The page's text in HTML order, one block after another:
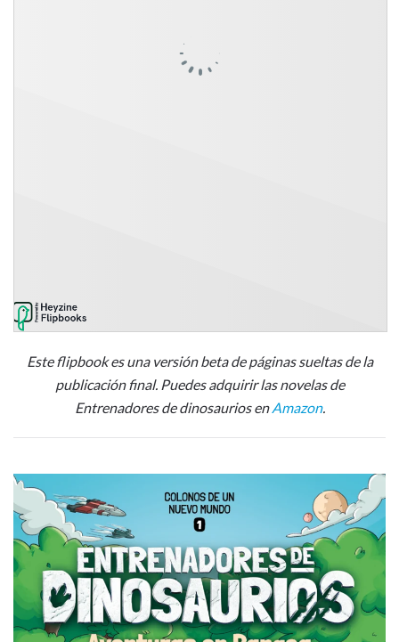
Este flipbook es una versión beta de páginas sueltas de la
publicación final. Puedes adquirir las novelas de
Entrenadores de dinosaurios enAmazon.